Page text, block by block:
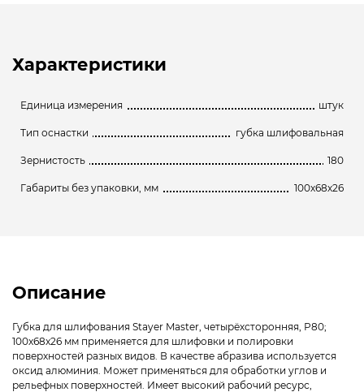
Характеристики
Единица измерения штук
Тип оснастки губка шлифовальная
Зернистость 180
Габариты без упаковки, мм 100х68х26
Описание
Губка для шлифования Stayer Master, четырёхсторонняя, Р80;
100x68x26 мм применяется для шлифовки и полировки
поверхностей разных видов. В качестве абразива используется
оксид алюминия. Может применяться для обработки углов и
рельефных поверхностей. Имеет высокий рабочий ресурс,